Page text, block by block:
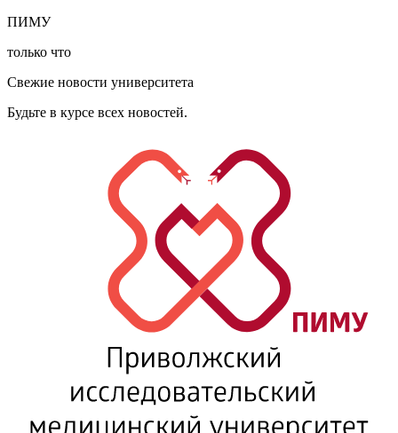
ПИМУ
только что
Свежие новости университета
Будьте в курсе всех новостей.